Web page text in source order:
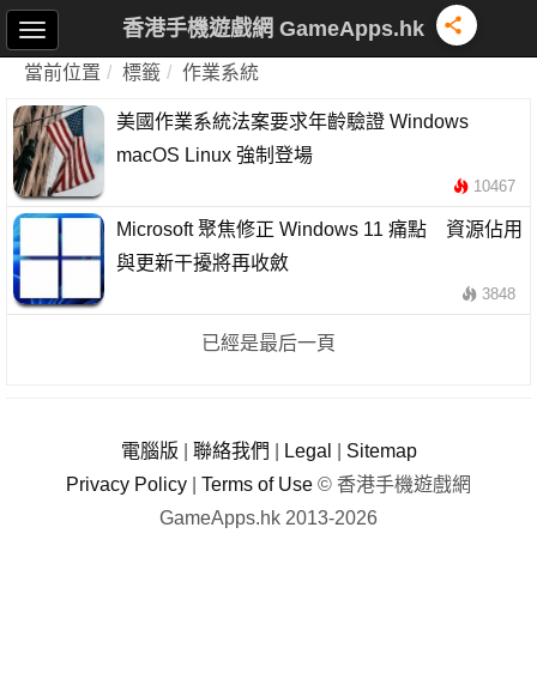
香港手機遊戲網 GameApps.hk
當前位置 標籤 作業系統
美國作業系統法案要求年齡驗證 Windows
macOS Linux 強制登場
10467
Microsoft 聚焦修正 Windows 11 痛點 資源佔用
與更新干擾將再收斂
3848
已經是最后一頁
電腦版 聯絡我們 Legal
Sitemap
Privacy Policy
Terms of Use © 香港手機遊戲網
GameApps.hk 2013-2026